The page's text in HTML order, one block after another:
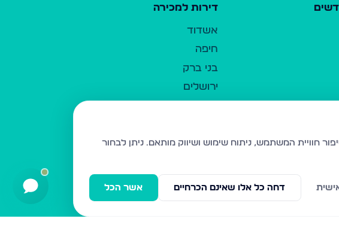
דירות למכירה
אשדוד
חיפה
בני ברק
ירושלים
בית שמש
ביתר עילית
ניתן לבחור
אשר הכל דחה כל אלו שאינם הכרחיים